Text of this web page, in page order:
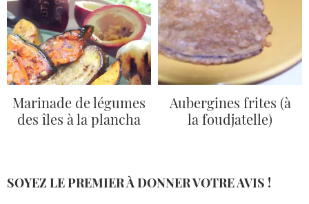
Marinade de légumes
des îles à la plancha
Aubergines frites (à
la foudjatelle)
SOYEZ LE PREMIER À DONNER VOTRE AVIS !